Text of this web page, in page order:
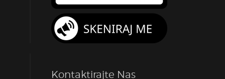
Kontaktirajte Nas